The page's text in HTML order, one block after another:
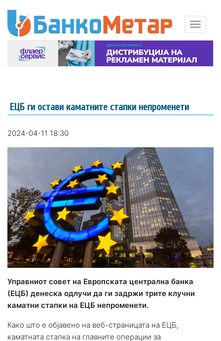
ЕЦБ ги остави каматните стапки непроменети
2024-04-11 18:30
Управниот совет на Европската централна банка
(ЕЦБ) денеска одлучи да ги задржи трите клучни
каматни стапки на ЕЦБ непроменети.
Како што е објавено на веб-страницата на ЕЦБ,
каматната стапка на главните операции за